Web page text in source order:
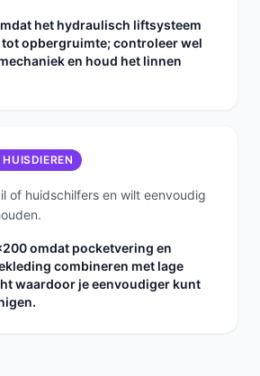
het hydraulisch liftsysteem
opbergruimte; controleer wel
en houd het linnen
of huidschilfers en wilt eenvoudig
omdat pocketvering en
combineren met lage
waardoor je eenvoudiger kunt